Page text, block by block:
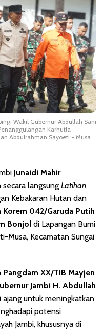
Wakil Gubernur Abdullah Sani
Karhutla
Abdulrahman Sayoeti - Musa
Junaidi Mahir
langsung Latihan
Kebakaran Hutan dan
Korem 042/Garuda Putih
Bonjol di Lapangan Bumi
Musa, Kecamatan Sungai
Pangdam XX/TIB Mayjen
Jambi H. Abdullah
untuk meningkatkan
potensi
Jambi, khususnya di